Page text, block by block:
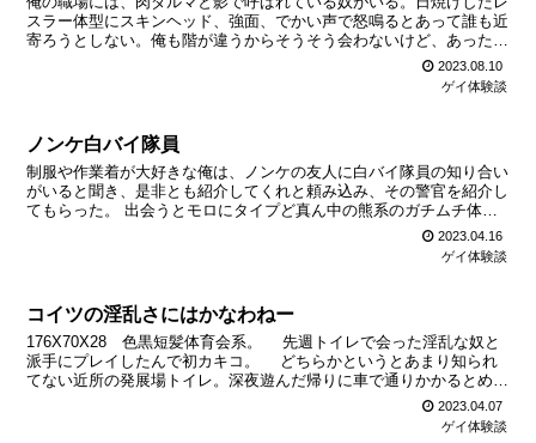
スラー体型にスキンヘッド、強面、でかい声で怒鳴るとあって誰も近
寄ろうとしない。俺も階が違うからそうそう会わないけど、あったら
あったで軽くしかかかわらない様にしてた。 ある日SM掲...2023.08.10
ゲイ体験談
ノンケ白バイ隊員
制服や作業着が大好きな俺は、ノンケの友人に白バイ隊員の知り合い
がいると聞き、是非とも紹介してくれと頼み込み、その警官を紹介し
てもらった。 出会うとモロにタイプど真ん中の熊系のガチムチ体
型。聞くと元柔道部だったという事で餃子耳で一重の瞳だ。そ...
2023.04.16
ゲイ体験談
コイツの淫乱さにはかなわねー
176X70X28 色黒短髪体育会系。 先週トイレで会った淫乱な奴と
派手にプレイしたんで初カキコ。 どちらかというとあまり知られ
てない近所の発展場トイレ。深夜遊んだ帰りに車で通りかかるとめず
2023.04.07
ゲイ体験談